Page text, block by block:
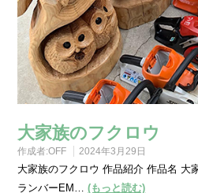
大家族のフクロウ
作成者:OFF 2024年3月29日
大家族のフクロウ 作品紹介 作品名 大
ランバーEM…(もっと読む)